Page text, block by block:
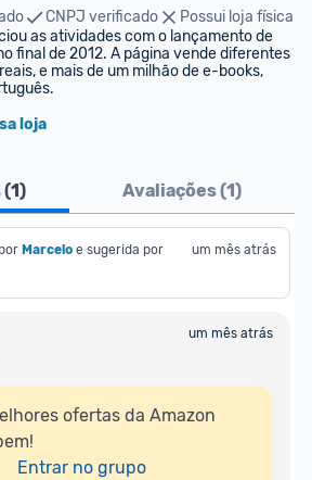
CNPJ verificado
Possui loja física
as atividades com o lançamento de
final de 2012. A página vende diferentes
e mais de um milhão de e-books,
loja
(1) Avaliações (1)
Marcelo e sugerida por
um mês atrás
um mês atrás
ofertas da Amazon
Entrar no grupo